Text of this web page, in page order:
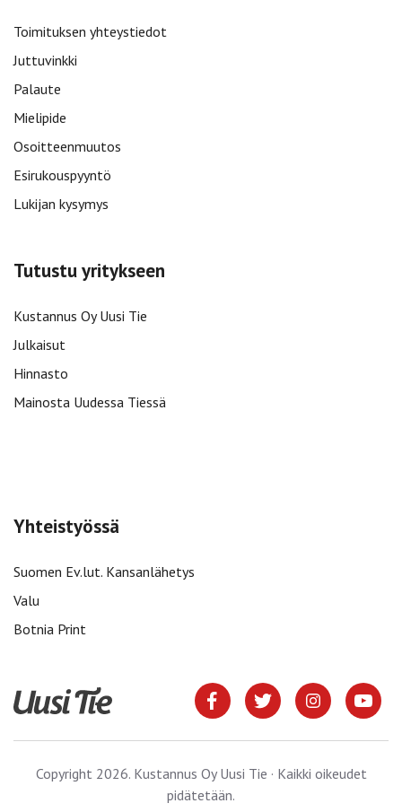
Toimituksen yhteystiedot
Juttuvinkki
Palaute
Mielipide
Osoitteenmuutos
Esirukouspyyntö
Lukijan kysymys
Tutustu yritykseen
Kustannus Oy Uusi Tie
Julkaisut
Hinnasto
Mainosta Uudessa Tiessä
Yhteistyössä
Suomen Ev.lut. Kansanlähetys
Valu
Botnia Print
Copyright 2026. Kustannus Oy Uusi Tie · Kaikki oikeudet
pidätetään.